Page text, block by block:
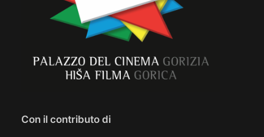
Con il contributo di